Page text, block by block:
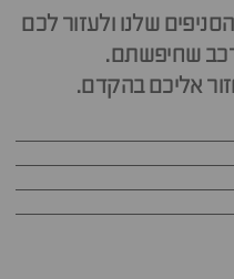
שלנו ולעזור לכם
שחיפשתם.
אליכם בהקדם.